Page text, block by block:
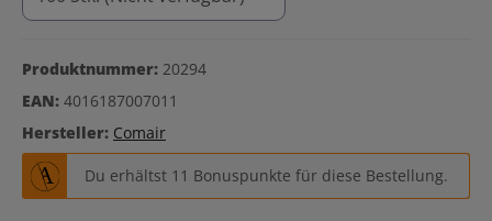
Produktnummer: 20294
EAN: 4016187007011
Hersteller: Comair
Du erhältst 11 Bonuspunkte für diese Bestellung.